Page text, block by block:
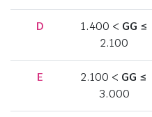
D 1.400 < GG ≤
2.100
E 2.100 < GG ≤
3.000